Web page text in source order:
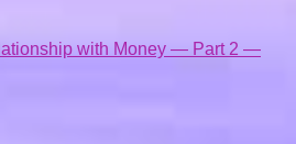
with Money — Part 2 —